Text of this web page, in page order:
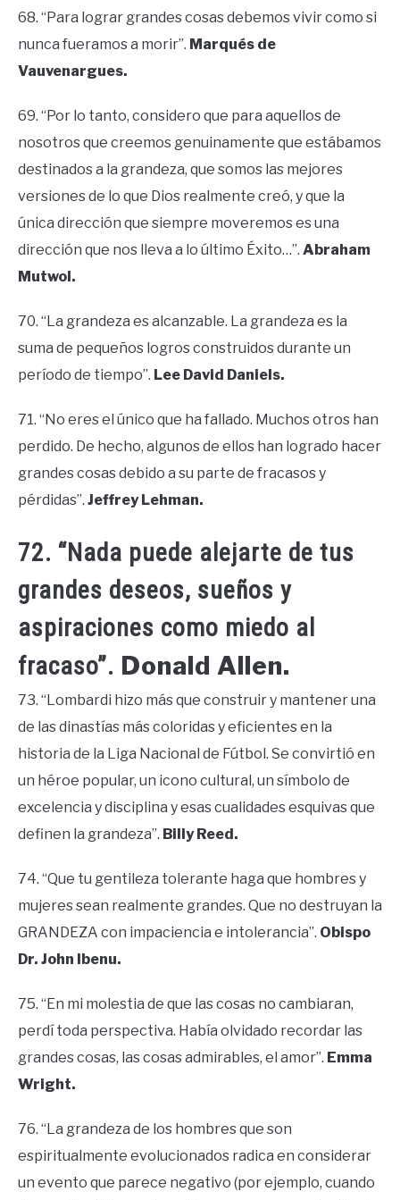
68. “Para lograr grandes cosas debemos vivir como si
nunca fueramos a morir”. Marqués de
Vauvenargues.
69. “Por lo tanto, considero que para aquellos de
nosotros que creemos genuinamente que estábamos
destinados a la grandeza, que somos las mejores
versiones de lo que Dios realmente creó, y que la
única dirección que siempre moveremos es una
dirección que nos lleva a lo último Éxito…”. Abraham
Mutwol.
70. “La grandeza es alcanzable. La grandeza es la
suma de pequeños logros construidos durante un
período de tiempo”. Lee David Daniels.
71. “No eres el único que ha fallado. Muchos otros han
perdido. De hecho, algunos de ellos han logrado hacer
grandes cosas debido a su parte de fracasos y
pérdidas”. Jeffrey Lehman.
72. “Nada puede alejarte de tus
grandes deseos, sueños y
aspiraciones como miedo al
fracaso”. Donald Allen.
73. “Lombardi hizo más que construir y mantener una
de las dinastías más coloridas y eficientes en la
historia de la Liga Nacional de Fútbol. Se convirtió en
un héroe popular, un icono cultural, un símbolo de
excelencia y disciplina y esas cualidades esquivas que
definen la grandeza”. Billy Reed.
74. “Que tu gentileza tolerante haga que hombres y
mujeres sean realmente grandes. Que no destruyan la
GRANDEZA con impaciencia e intolerancia”. Obispo
Dr. John Ibenu.
75. “En mi molestia de que las cosas no cambiaran,
perdí toda perspectiva. Había olvidado recordar las
grandes cosas, las cosas admirables, el amor”. Emma
Wright.
76. “La grandeza de los hombres que son
espiritualmente evolucionados radica en considerar
un evento que parece negativo (por ejemplo, cuando